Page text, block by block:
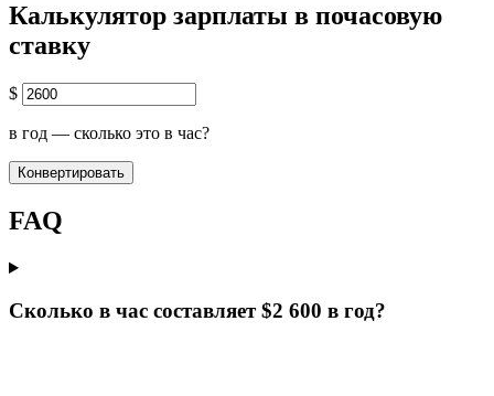
Калькулятор зарплаты в почасовую
ставку
$
в год — сколько это в час?
Конвертировать
FAQ
Сколько в час составляет $2 600 в год?